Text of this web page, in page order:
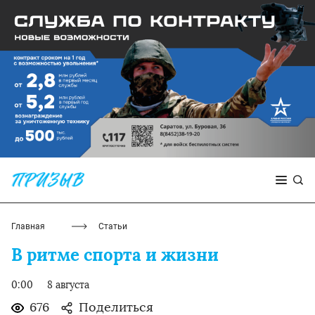
Главная Статьи
В ритме спорта и жизни
0:00 8 августа
676 Поделиться